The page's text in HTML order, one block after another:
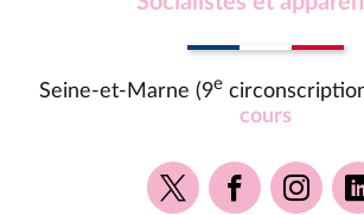
Seine-et-Marne (9e
cours
Voir
la
Voir
la
Voir
la